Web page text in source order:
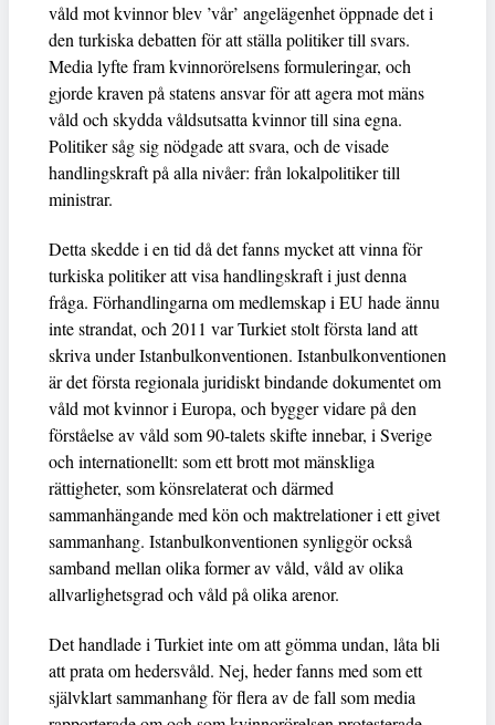
våld mot kvinnor blev ’vår’ angelägenhet öppnade det i
den turkiska debatten för att ställa politiker till svars.
Media lyfte fram kvinnorörelsens formuleringar, och
gjorde kraven på statens ansvar för att agera mot mäns
våld och skydda våldsutsatta kvinnor till sina egna.
Politiker såg sig nödgade att svara, och de visade
handlingskraft på alla nivåer: från lokalpolitiker till
ministrar.
Detta skedde i en tid då det fanns mycket att vinna för
turkiska politiker att visa handlingskraft i just denna
fråga. Förhandlingarna om medlemskap i EU hade ännu
inte strandat, och 2011 var Turkiet stolt första land att
skriva under Istanbulkonventionen. Istanbulkonventionen
är det första regionala juridiskt bindande dokumentet om
våld mot kvinnor i Europa, och bygger vidare på den
förståelse av våld som 90-talets skifte innebar, i Sverige
och internationellt: som ett brott mot mänskliga
rättigheter, som könsrelaterat och därmed
sammanhängande med kön och maktrelationer i ett givet
sammanhang. Istanbulkonventionen synliggör också
samband mellan olika former av våld, våld av olika
allvarlighetsgrad och våld på olika arenor.
Det handlade i Turkiet inte om att gömma undan, låta bli
att prata om hedersvåld. Nej, heder fanns med som ett
självklart sammanhang för flera av de fall som media